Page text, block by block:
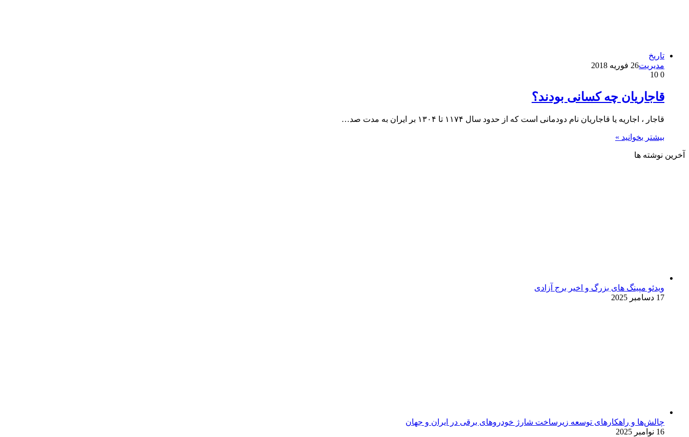
تاریخ
مدیریت26 فوریه 2018
0
قاجاریان چه کسانی بودند؟
قاجار ، اجاریه یا قاجاریان نام دودمانی است که از حدود سال ۱۱۷۴ تا ۱۳۰۴ بر ایران به مدت صد…
بیشتر بخوانید »
آخرین نوشته ها
ویدئو مپینگ های بزرگ و اخیر برج آزادی
17 دسامبر 2025
چالش‌ها و راهکارهای توسعه زیرساخت شارژ خودروهای برقی در ایران و جهان
16 نوامبر 2025